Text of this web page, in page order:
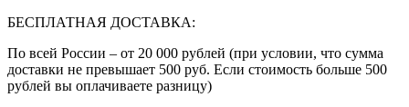
БЕСПЛАТНАЯ ДОСТАВКА:
По всей России – от 20 000 рублей (при условии, что сумма
доставки не превышает 500 руб. Если стоимость больше 500
рублей вы оплачиваете разницу)